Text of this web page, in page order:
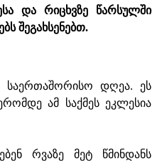
და რიცხვზე წარსულში
შეგახსენებთ.
დღეა. ეს
ამ საქმეს ეკლესია
რვაზე მეტ წმინდანს